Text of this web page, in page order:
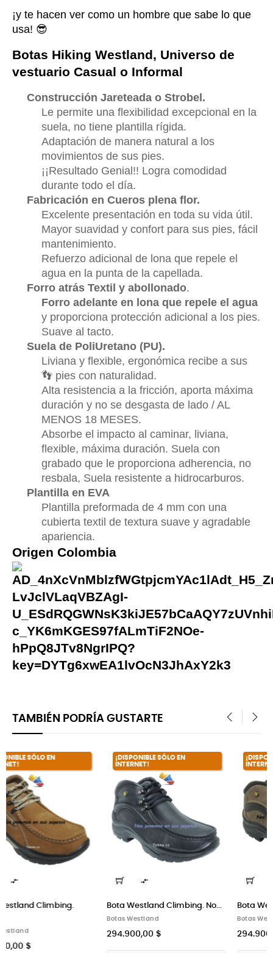
¡y te hacen ver como un hombre que sabe lo que
usa! 😎
Botas Hiking Westland, Universo de
vestuario Casual o Informal
Construcción Jareteada o Strobel.
Le permite una flexibilidad excepcional en la
suela, no tiene plantilla rígida.
Adaptación de manera natural a los
movimientos de sus pies.
¡¡Resultado Genial!! Logra comodidad
durante todo el día.
Fabricación en Cueros plena flor.
Excelente presentación en toda su vida útil.
Mayor suavidad y confort para sus pies, fácil
mantenimiento.
Refuerzo adicional de lona que repele el
agua en la punta de la capellada.
Forro atrás Textil y abollonado.
Forro adelante en lona que repele el agua
y proporciona protección adicional a los pies.
Suave al tacto.
Suela de PoliUretano (PU).
Liviana y flexible, ergonómica recibe a sus
👣 pies con naturalidad.
Alta resistencia a la fricción, aporta máxima
duración y no se desgasta de lado / AL
MENOS 18 MESES.
Absorbe el impacto al caminar, liviana,
flexible, máxima duración. Suela con
grabado que le proporciona adherencia, no
resbala, Suela resistente a hidrocarburos.
Plantilla en EVA
Plantilla preformada de 4 mm con una
cubierta textil de textura suave y agradable
apariencia.
Origen Colombia
TAMBIÉN PODRÍA GUSTARTE
¡DISPONIBLE SÓLO EN
Bota Westland Climbing....
294.900,00 $
¡DISPONIBLE SÓLO EN
Bota Westland Climbing. No...
Botas Westland
294.900,00 $